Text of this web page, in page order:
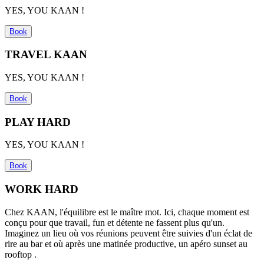
YES, YOU KAAN !
Book
TRAVEL KAAN
YES, YOU KAAN !
Book
PLAY HARD
YES, YOU KAAN !
Book
WORK HARD
Chez KAAN, l'équilibre est le maître mot. Ici, chaque moment est
conçu pour que travail, fun et détente ne fassent plus qu'un.
Imaginez un lieu où vos réunions peuvent être suivies d'un éclat de
rire au bar et où après une matinée productive, un apéro sunset au
rooftop .